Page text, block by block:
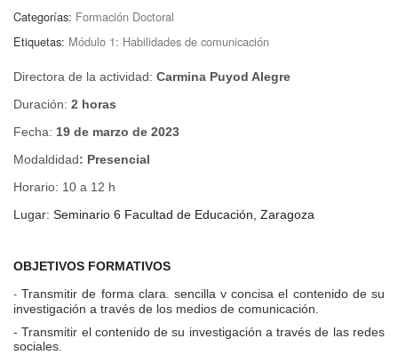
Categorías: Formación Doctoral
Etiquetas: Módulo 1: Habilidades de comunicación
Directora de la actividad: Carmina Puyod Alegre
Duración: 2 horas
Fecha: 19 de marzo de 2023
Modaldidad: Presencial
Horario: 10 a 12 h
Lugar: Seminario 6 Facultad de Educación, Zaragoza
OBJETIVOS FORMATIVOS
- Transmitir de forma clara, sencilla y concisa el contenido de su
investigación a través de los medios de comunicación.
- Transmitir el contenido de su investigación a través de las redes
sociales.